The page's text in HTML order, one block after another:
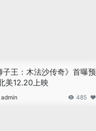
子王：木法沙传奇》首曝预
美12.20上映
admin 485